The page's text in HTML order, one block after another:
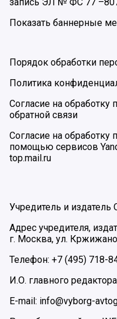
Показать баннерные
Порядок обработки
Политика
Согласие на
обратной связи
Согласие на
помощью сервисов
top.mail.ru
Учредитель и
Адрес учредителя,
г. Москва, ул.
Телефон: +7 (495) 718-
И.О. главного
E-mail: info@vyborg-